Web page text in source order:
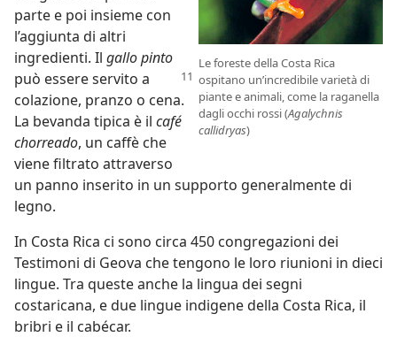
Le foreste della Costa Rica
ospitano un’incredibile varietà di
piante e animali, come la raganella
dagli occhi rossi (Agalychnis
callidryas)
parte e poi insieme con
l’aggiunta di altri
ingredienti. Il gallo pinto
può essere servito a
colazione, pranzo o cena.
La bevanda tipica è il café
chorreado, un caffè che
viene filtrato attraverso
un panno inserito in un supporto generalmente di
legno.
In Costa Rica ci sono circa 450 congregazioni dei
Testimoni di Geova che tengono le loro riunioni in dieci
lingue. Tra queste anche la lingua dei segni
costaricana, e due lingue indigene della Costa Rica, il
bribri e il cabécar.